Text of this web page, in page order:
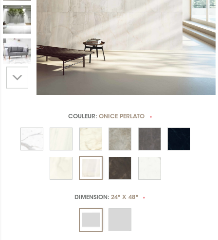
COULEUR:ONICE PERLATO *
DIMENSION:24" X 48" *